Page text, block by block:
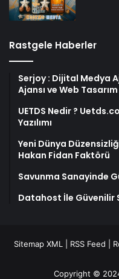
Rastgele Haberler
Serjoy : Dijital Medya
Ajansı ve Web Tasarım
UETDS Nedir ?
Yazılımı
Yeni Dünya
Hakan Fidan Faktörü
Savunma Sanayinde
Datahost İle Güvenilir
Sitemap XML RSS Feed
Copyright © 2024